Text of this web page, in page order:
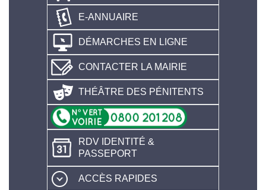
E-ANNUAIRE
DÉMARCHES EN LIGNE
CONTACTER LA MAIRIE
THÉÂTRE DES PÉNITENTS
RDV IDENTITÉ &
PASSEPORT
ACCÈS RAPIDES